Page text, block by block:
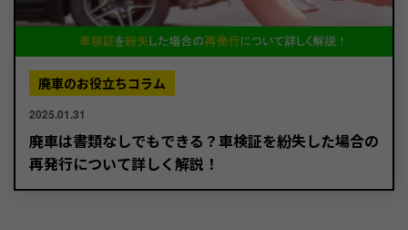
廃車のお役立ちコラム
2025.01.31
廃車は書類なしでもできる？車検証を紛失した場合の
再発行について詳しく解説！